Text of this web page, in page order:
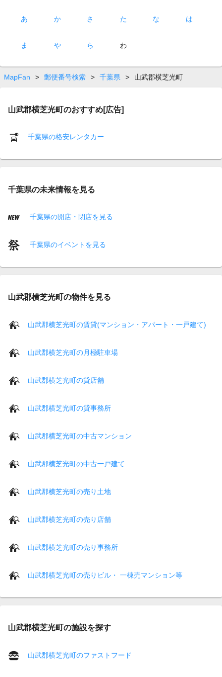
あ か さ た な は
ま や ら わ
MapFan > 郵便番号検索 > 千葉県 > 山武郡横芝光町
山武郡横芝光町のおすすめ[広告]
千葉県の格安レンタカー
千葉県の未来情報を見る
千葉県の開店・閉店を見る
千葉県のイベントを見る
山武郡横芝光町の物件を見る
山武郡横芝光町の賃貸(マンション・アパート・一戸建て)
山武郡横芝光町の月極駐車場
山武郡横芝光町の貸店舗
山武郡横芝光町の貸事務所
山武郡横芝光町の中古マンション
山武郡横芝光町の中古一戸建て
山武郡横芝光町の売り土地
山武郡横芝光町の売り店舗
山武郡横芝光町の売り事務所
山武郡横芝光町の売りビル・ 一棟売マンション等
山武郡横芝光町の施設を探す
山武郡横芝光町のファストフード